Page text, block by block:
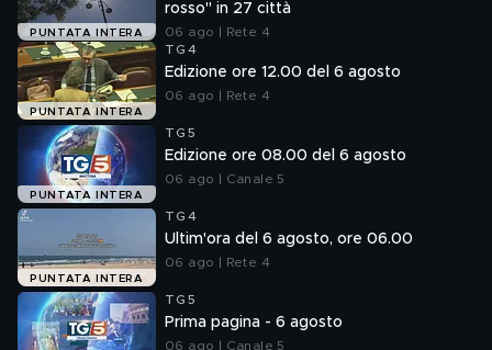
PUNTATA INTERA
rosso" in 27 città
06 ago | Rete 4
PUNTATA INTERA
TG4
Edizione ore 12.00 del 6 agosto
06 ago | Rete 4
PUNTATA INTERA
TG5
Edizione ore 08.00 del 6 agosto
06 ago | Canale 5
PUNTATA INTERA
TG4
Ultim'ora del 6 agosto, ore 06.00
06 ago | Rete 4
TG5
Prima pagina - 6 agosto
06 ago | Canale 5